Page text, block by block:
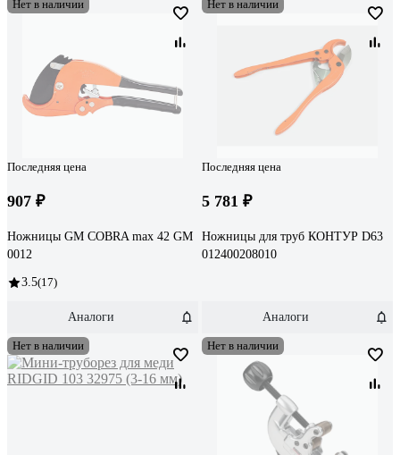
Нет в наличии
Последняя цена
907 ₽
Ножницы GM COBRA max 42 GM
0012
3.5(17)
Аналоги
Нет в наличии
Последняя цена
5 781 ₽
Ножницы для труб КОНТУР D63
012400208010
Аналоги
Нет в наличии Нет в наличии